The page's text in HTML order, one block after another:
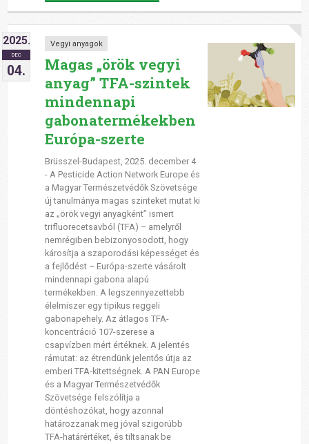
2025.
DEC
04.
Vegyi anyagok
Magas „örök vegyi
anyag” TFA-szintek
mindennapi
gabonatermékekben
Európa-szerte
Brüsszel-Budapest, 2025. december 4.
- A Pesticide Action Network Europe és
a Magyar Természetvédők Szövetsége
új tanulmánya magas szinteket mutat ki
az „örök vegyi anyagként” ismert
trifluorecetsavból (TFA) – amelyről
nemrégiben bebizonyosodott, hogy
károsítja a szaporodási képességet és
a fejlődést – Európa-szerte vásárolt
mindennapi gabona alapú
termékekben. A legszennyezettebb
élelmiszer egy tipikus reggeli
gabonapehely. Az átlagos TFA-
koncentráció 107-szerese a
csapvízben mért értéknek. A jelentés
rámutat: az étrendünk jelentős útja az
emberi TFA-kitettségnek. A PAN Europe
és a Magyar Természetvédők
Szövetsége felszólítja a
döntéshozókat, hogy azonnal
határozzanak meg jóval szigorúbb
TFA-határértéket, és tiltsanak be